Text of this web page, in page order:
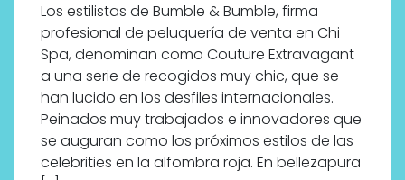
Los estilistas de Bumble & Bumble, firma
profesional de peluquería de venta en Chi
Spa, denominan como Couture Extravagant
a una serie de recogidos muy chic, que se
han lucido en los desfiles internacionales.
Peinados muy trabajados e innovadores que
se auguran como los próximos estilos de las
celebrities en la alfombra roja. En bellezapura